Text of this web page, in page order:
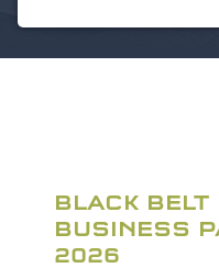
BLACK
BUSINESS
2026
cookie_consent
Zweck: